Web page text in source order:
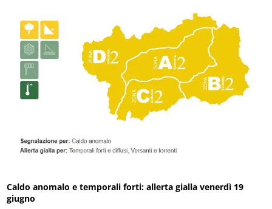
Caldo anomalo e temporali forti: allerta gialla venerdì 19
giugno